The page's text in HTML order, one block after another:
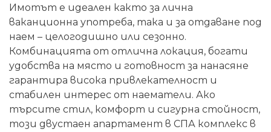
Имотът е идеален както за лична
ваканционна употреба, така и за отдаване под
наем – целогодишно или сезонно.
Комбинацията от отлична локация, богати
удобства на място и готовност за нанасяне
гарантира висока привлекателност и
стабилен интерес от наематели. Ако
търсите стил, комфорт и сигурна стойност,
този двустаен апартамент в СПА комплекс в